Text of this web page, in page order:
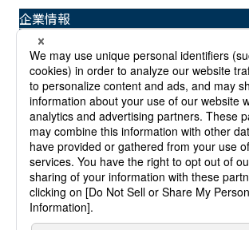
企業情報
製品情報
ニュースルーム
投資家情報
サステナビリティ
採用情報
商標についてプライバシーポリシー
当社Webサイトご利用規約サイトマップ